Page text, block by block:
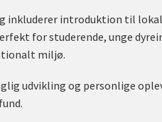
inkluderer introduktion til
for studerende, unge
miljø.
udvikling og personlige